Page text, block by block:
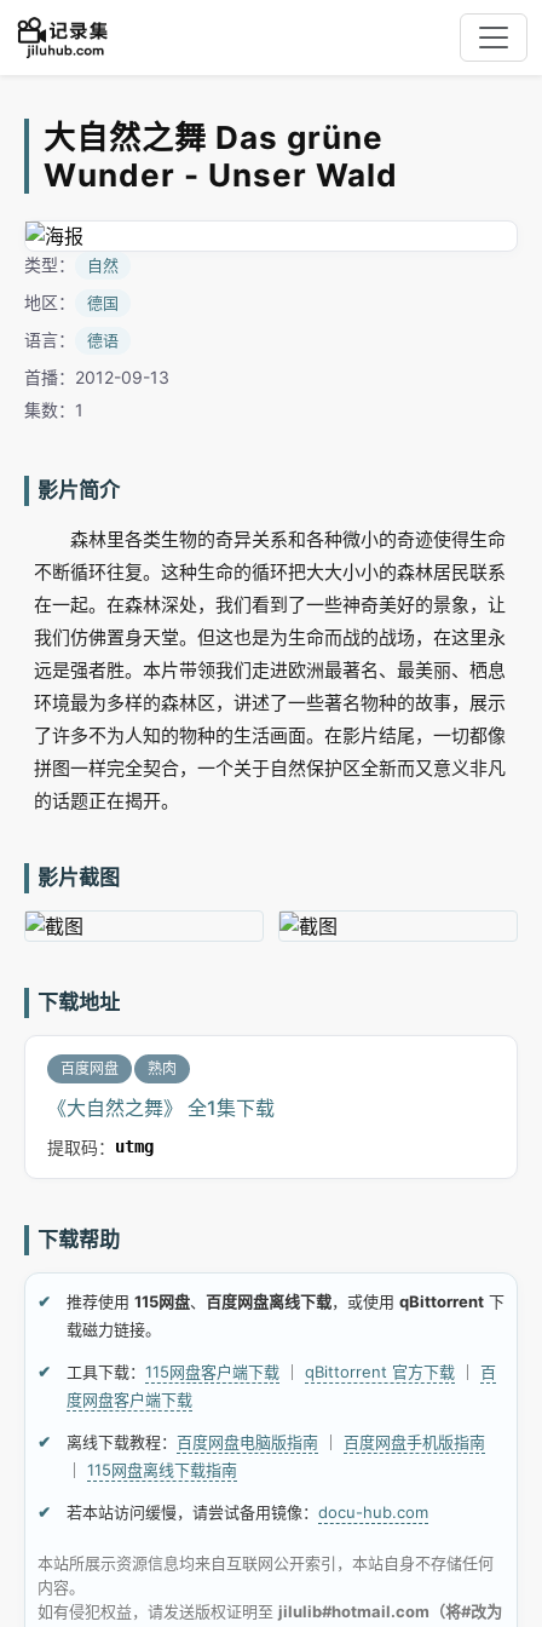
大自然之舞 Das grüne
Wunder - Unser Wald
类型： 自然
地区： 德国
语言： 德语
首播：2012-09-13
集数：1
影片简介
森林里各类生物的奇异关系和各种微小的奇迹使得生命
不断循环往复。这种生命的循环把大大小小的森林居民联系
在一起。在森林深处，我们看到了一些神奇美好的景象，让
我们仿佛置身天堂。但这也是为生命而战的战场，在这里永
远是强者胜。本片带领我们走进欧洲最著名、最美丽、栖息
环境最为多样的森林区，讲述了一些著名物种的故事，展示
了许多不为人知的物种的生活画面。在影片结尾，一切都像
拼图一样完全契合，一个关于自然保护区全新而又意义非凡
的话题正在揭开。
影片截图
下载地址
百度网盘 熟肉
《大自然之舞》 全1集下载
提取码： utmg
下载帮助
推荐使用 115网盘、 百度网盘离线下载，或使用 qBittorrent 下
载磁力链接。
工具下载： 115网盘客户端下载 qBittorrent 官方下载
百
度网盘客户端下载
离线下载教程： 百度网盘电脑版指南
百度网盘手机版指南
115网盘离线下载指南
若本站访问缓慢，请尝试备用镜像： docu-hub.com
本站所展示资源信息均来自互联网公开索引，本站自身不存储任何
内容。
如有侵犯权益，请发送版权证明至 jilulib#hotmail.com（将#改为